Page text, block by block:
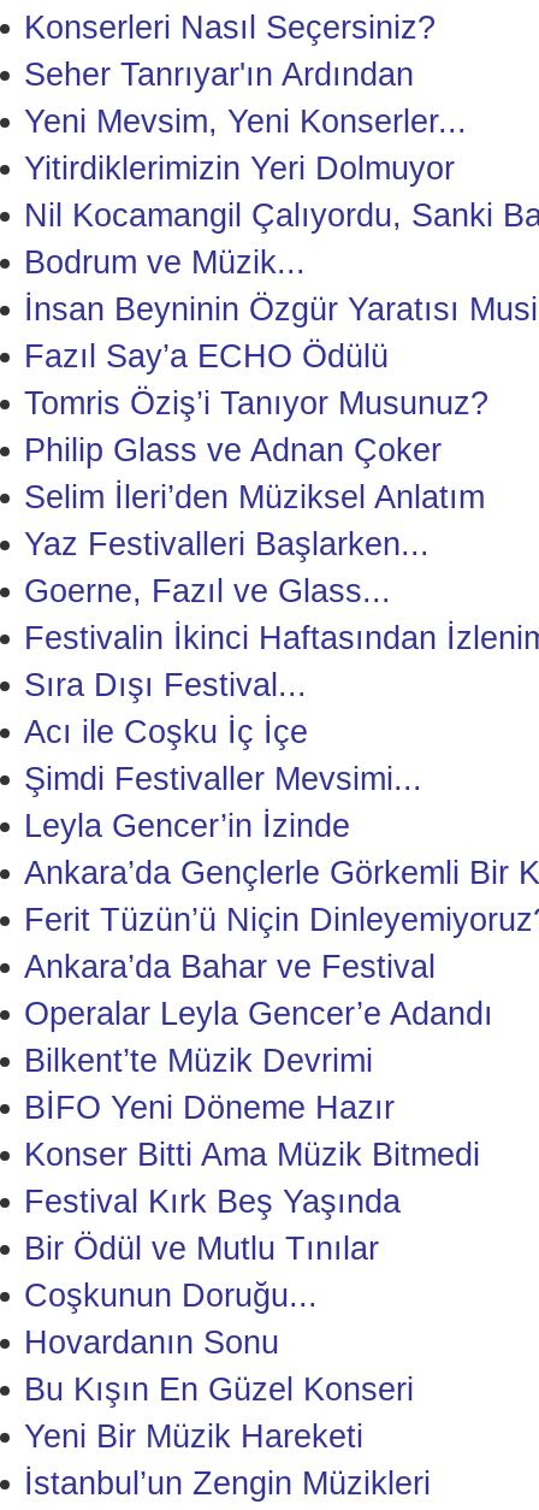
Konserleri Nasıl Seçersiniz?
Seher Tanrıyar'ın Ardından
Yeni Mevsim, Yeni Konserler...
Yitirdiklerimizin Yeri Dolmuyor
Nil Kocamangil Çalıyordu, Sanki
Bodrum ve Müzik...
İnsan Beyninin Özgür Yaratısı
Fazıl Say’a ECHO Ödülü
Tomris Öziş’i Tanıyor Musunuz?
Philip Glass ve Adnan Çoker
Selim İleri’den Müziksel Anlatım
Yaz Festivalleri Başlarken...
Goerne, Fazıl ve Glass...
Festivalin İkinci Haftasından
Sıra Dışı Festival...
Acı ile Coşku İç İçe
Şimdi Festivaller Mevsimi...
Leyla Gencer’in İzinde
Ankara’da Gençlerle Görkemli Bir
Ferit Tüzün’ü Niçin
Ankara’da Bahar ve Festival
Operalar Leyla Gencer’e Adandı
Bilkent’te Müzik Devrimi
BİFO Yeni Döneme Hazır
Konser Bitti Ama Müzik Bitmedi
Festival Kırk Beş Yaşında
Bir Ödül ve Mutlu Tınılar
Coşkunun Doruğu...
Hovardanın Sonu
Bu Kışın En Güzel Konseri
Yeni Bir Müzik Hareketi
İstanbul’un Zengin Müzikleri